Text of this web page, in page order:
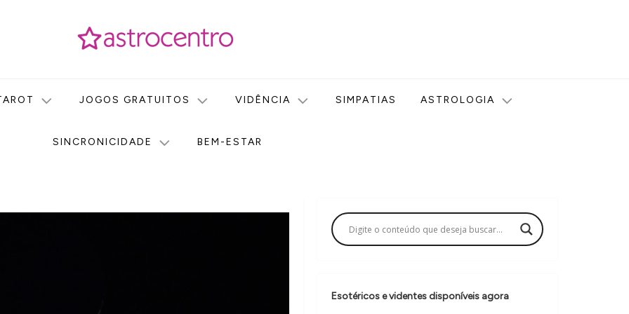
JOGOS GRATUITOS VIDÊNCIA SIMPATIAS ASTROLOGIA
SINCRONICIDADE BEM-ESTAR
Esotéricos e videntes disponíveis agora